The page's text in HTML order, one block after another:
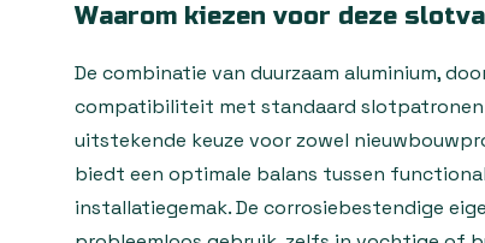
Waarom kiezen voor deze
De combinatie van duurzaam aluminium,
compatibiliteit met standaard
uitstekende keuze voor zowel
biedt een optimale balans tussen
installatiegemak. De corrosiebestendige